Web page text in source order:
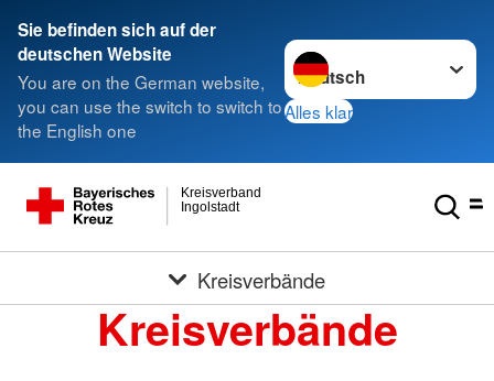
Sie befinden sich auf der
deutschen Website
You are on the German website,
you can use the switch to switch to
the English one
Sprache wechseln zu
Alles klar
Ingolstadt
Kreisverband
Kreisverbände
Kreisverbände